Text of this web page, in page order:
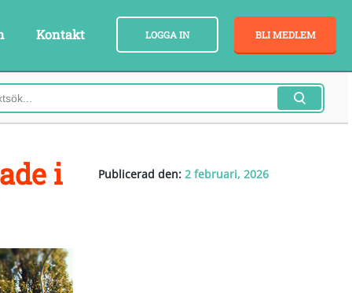
BLI MEDLEM
LOGGA IN
Kontakt
Publicerad den: 2 februari, 2026
i